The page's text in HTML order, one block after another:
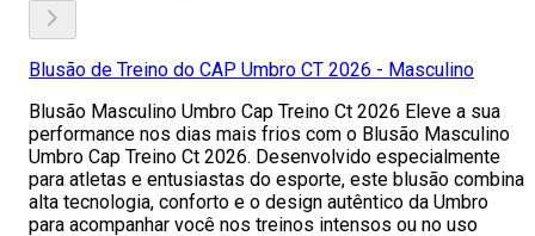
Blusão de Treino do CAP Umbro CT 2026 - Masculino
Blusão Masculino Umbro Cap Treino Ct 2026 Eleve a sua
performance nos dias mais frios com o Blusão Masculino
Umbro Cap Treino Ct 2026. Desenvolvido especialmente
para atletas e entusiastas do esporte, este blusão combina
alta tecnologia, conforto e o design autêntico da Umbro
para acompanhar você nos treinos intensos ou no uso